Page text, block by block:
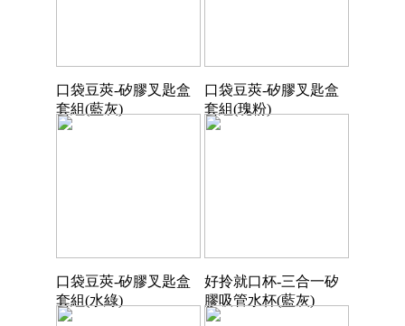
口袋豆莢-矽膠叉匙盒
套組(藍灰)
口袋豆莢-矽膠叉匙盒
套組(瑰粉)
口袋豆莢-矽膠叉匙盒
套組(水綠)
好拎就口杯-三合一矽
膠吸管水杯(藍灰)